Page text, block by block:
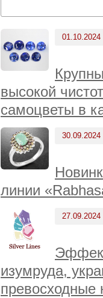
01.10.2024
высокой
самоцветы в
30.09.2024
линии
27.09.2024
изумруда,
превосходные